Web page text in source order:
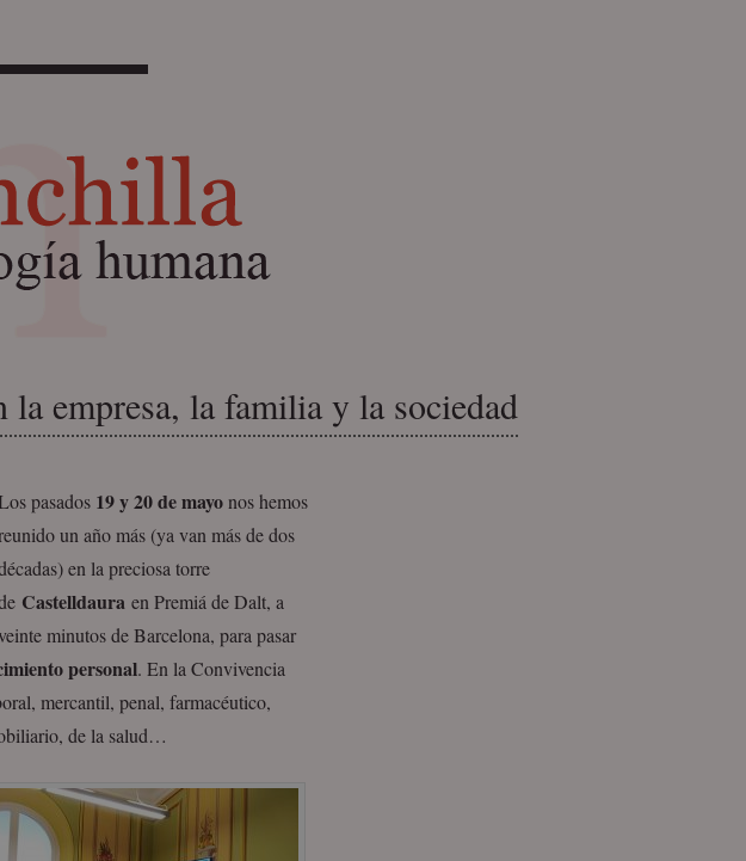
la empresa, la familia y la sociedad
pasados 19 y 20 de mayonos hemos
un año más (ya van más de dos
en la preciosa torre
Castelldaura en Premiá de Dalt, a
minutos de Barcelona, para pasar
personal. En la Convivencia
mercantil, penal, farmacéutico,
de la salud…